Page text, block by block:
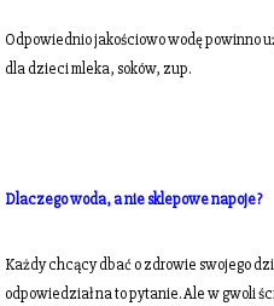
Odpowiednio jakościowo wodę powinno
dla dzieci mleka, soków, zup.
Dlaczego woda, a nie sklepowe napoje?
Każdy chcący dbać o zdrowie swojego
odpowiedział na to pytanie. Ale w gwoli